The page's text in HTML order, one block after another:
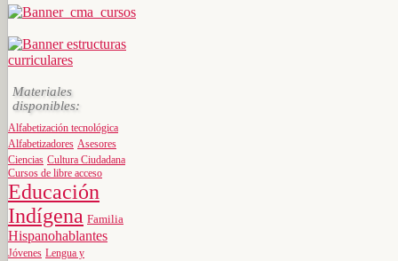
Materiales
disponibles:
Alfabetización tecnológica
Alfabetizadores Asesores
Ciencias Cultura Ciudadana
Cursos de libre acceso
Educación
Indígena Familia
Hispanohablantes
Jóvenes Lengua y